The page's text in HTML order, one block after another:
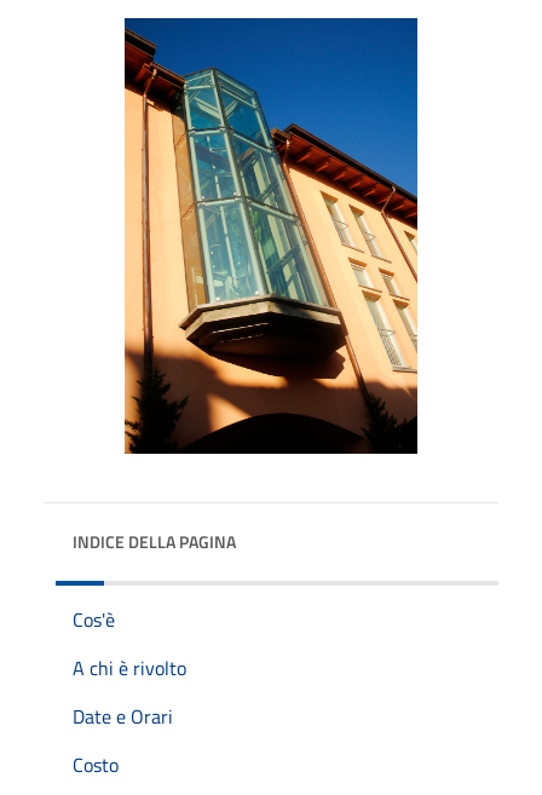
INDICE DELLA PAGINA
Cos'è
A chi è rivolto
Date e Orari
Costo